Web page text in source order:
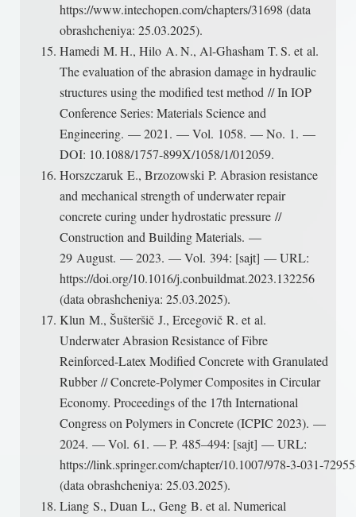
https://www.intechopen.com/chapters/31698 (data
obrashcheniya: 25.03.2025).
Hamedi M. H., Hilo A. N., Al-Ghasham T. S. et al.
The evaluation of the abrasion damage in hydraulic
structures using the modified test method // In IOP
Conference Series: Materials Science and
Engineering. — 2021. — Vol. 1058. — No. 1. —
DOI: 10.1088/1757-899X/1058/1/012059.
Horszczaruk E., Brzozowski P. Abrasion resistance
and mechanical strength of underwater repair
concrete curing under hydrostatic pressure //
Construction and Building Materials. —
29 August. — 2023. — Vol. 394: [sajt] — URL:
https://doi.org/10.1016/j.conbuildmat.2023.132256
(data obrashcheniya: 25.03.2025).
Klun M., Šušteršič J., Ercegovič R. et al.
Underwater Abrasion Resistance of Fibre
Reinforced-Latex Modified Concrete with Granulated
Rubber // Concrete-Polymer Composites in Circular
Economy. Proceedings of the 17th International
Congress on Polymers in Concrete (ICPIC 2023). —
2024. — Vol. 61. — P. 485–494: [sajt] — URL:
https://link.springer.com/chapter/10.1007/
(data obrashcheniya: 25.03.2025).
Liang S., Duan L., Geng B. et al. Numerical